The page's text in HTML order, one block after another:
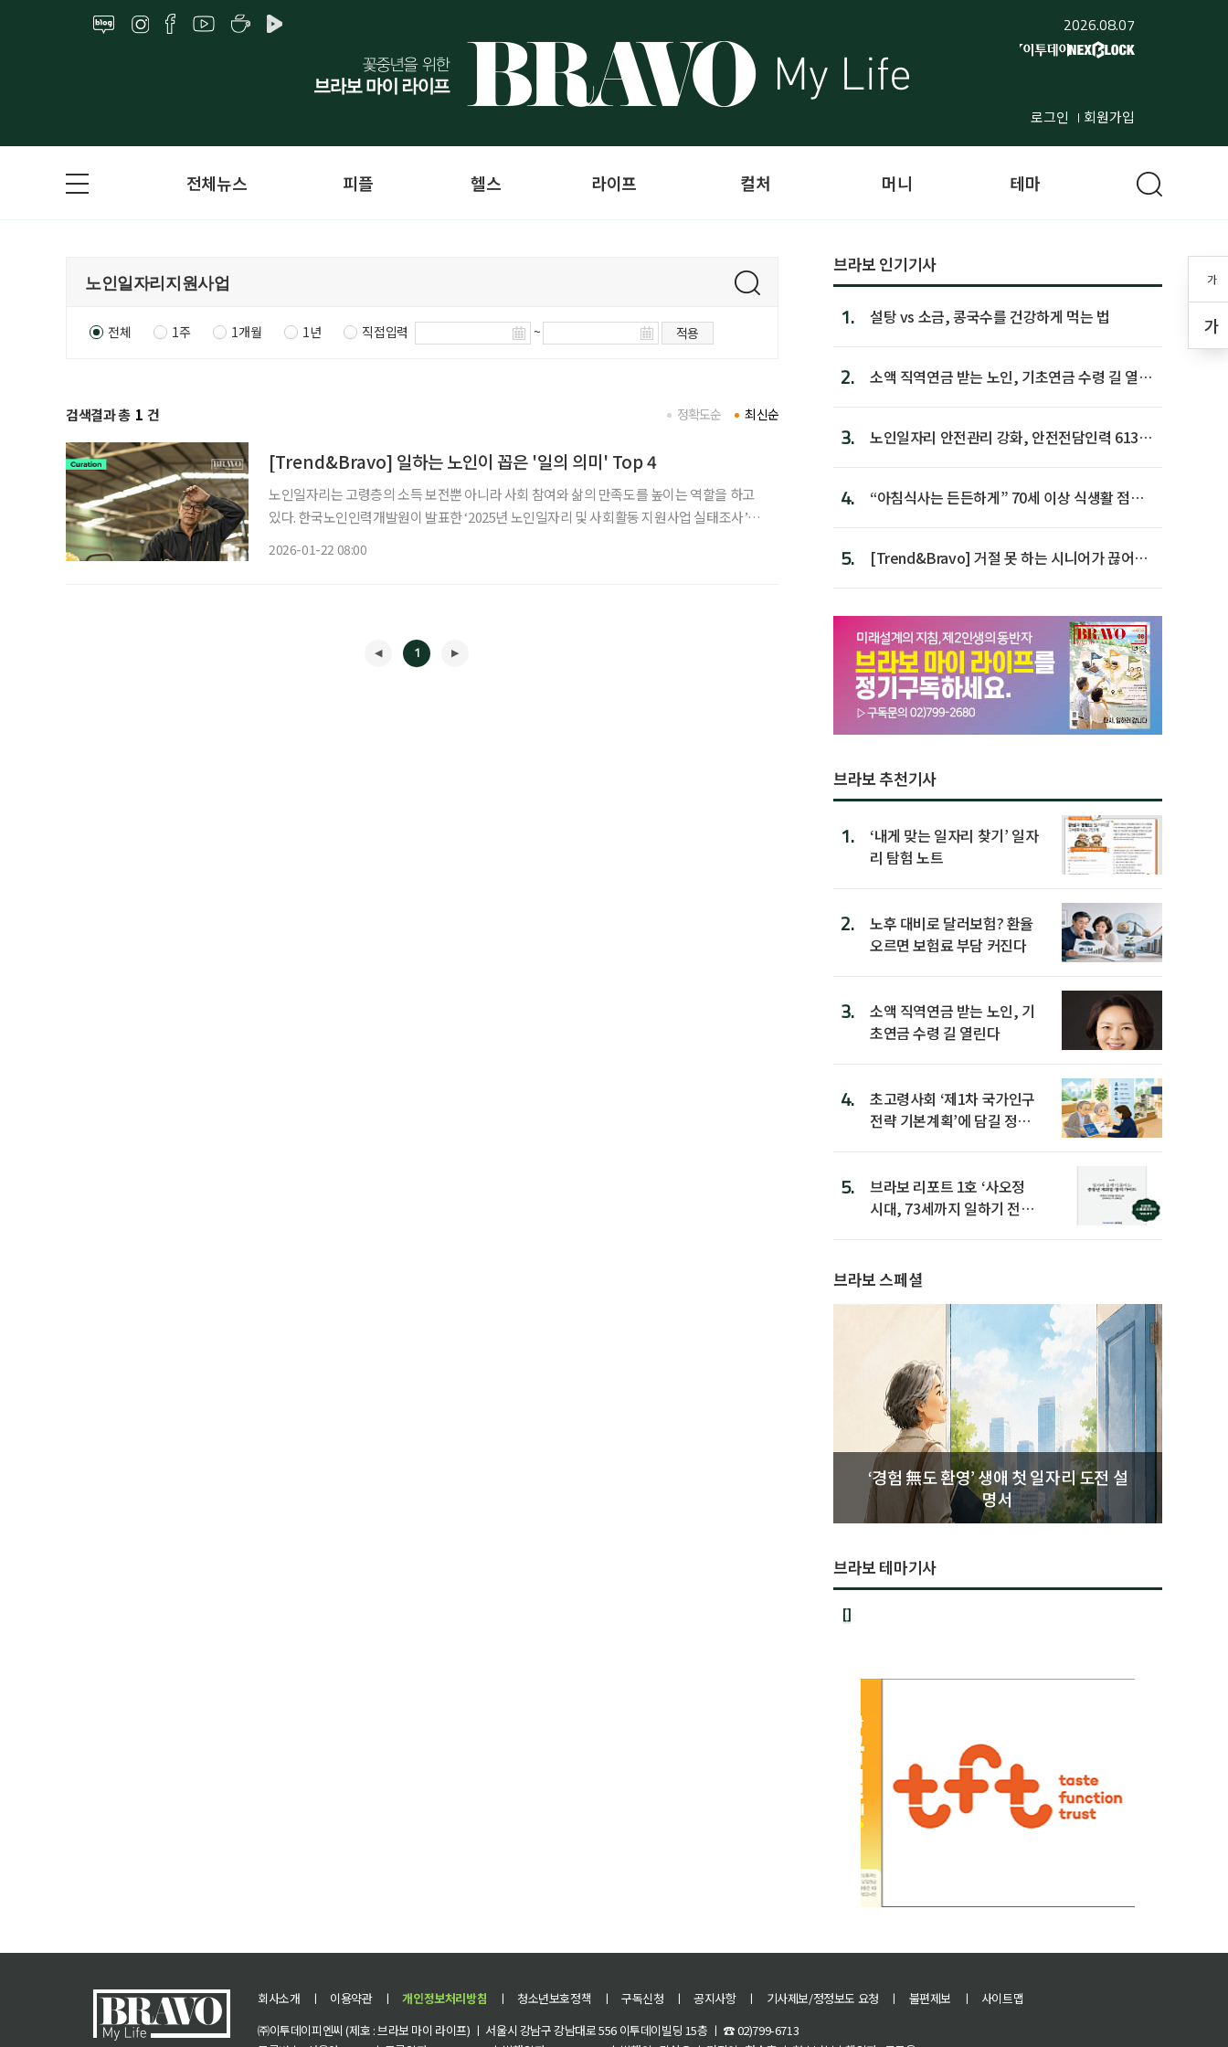
2026.08.07
로그인 회원가입
가
가
전체뉴스 피플 헬스 라이프 컬처 머니 테마
전체 1주 1개월 1년 직접입력 ~ 적용
검색결과 총 1 건 최신순
정확도순
[Trend&Bravo] 일하는 노인이 꼽은 '일의 의미' Top 4
노인일자리는 고령층의 소득 보전뿐 아니라 사회 참여와 삶의 만족도를 높이는 역할을 하고
있다. 한국노인인력개발원이 발표한 ‘2025년 노인일자리 및 사회활동 지원사업 실태조사’에
2026-01-22 08:00
1
브라보 인기기사
1. 설탕 vs 소금, 콩국수를 건강하게 먹는 법
2.
소액 직역연금 받는 노인, 기초연금 수령 길 열린
3.
노인일자리 안전관리 강화, 안전전담인력 613명
4.
“아침식사는 든든하게” 70세 이상 식생활 점수
5.
[Trend&Bravo] 거절 못 하는 시니어가 끊어야
브라보 추천기사
1.
‘내게 맞는 일자리 찾기’ 일자
리 탐험 노트
2.
노후 대비로 달러보험? 환율
오르면 보험료 부담 커진다
3.
소액 직역연금 받는 노인, 기
초연금 수령 길 열린다
4.
초고령사회 ‘제1차 국가인구
전략 기본계획’에 담길 정책
5.
브라보 리포트 1호 ‘사오정
시대, 73세까지 일하기 전략’
브라보 스페셜
‘경험 無도 환영’ 생애 첫 일자리 도전 설
명서
브라보 테마기사
[]
회사소개 ㅣ 이용약관 ㅣ 개인정보처리방침 ㅣ 청소년보호정책 ㅣ 구독신청 ㅣ 공지사항 ㅣ 기사제보/정정보도 요청 ㅣ 불편제보 ㅣ
사이트맵
㈜이투데이피엔씨 (제호 : 브라보 마이 라이프) ㅣ 서울시 강남구 강남대로 556 이투데이빌딩 15층 ㅣ ☎ 02)799-6713